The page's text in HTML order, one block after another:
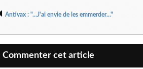
Antivax : "...J'ai envie de les emmerder..."
Commenter cet article